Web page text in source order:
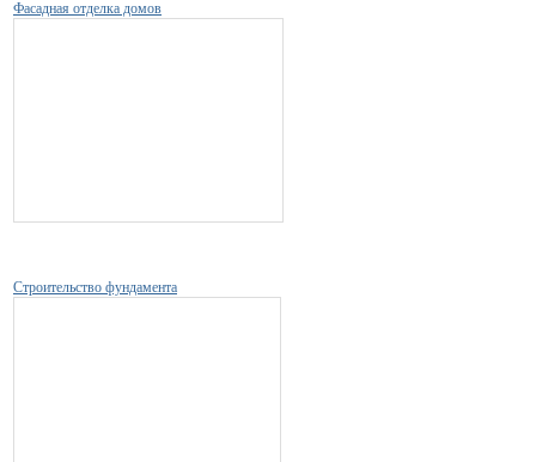
Фасадная отделка домов
Строительство фундамента